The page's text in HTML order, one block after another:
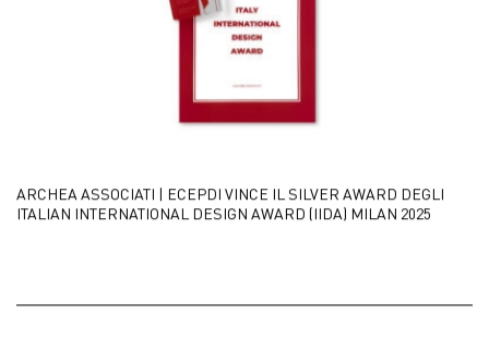
ARCHEA ASSOCIATI | ECEPDI VINCE IL SILVER AWARD DEGLI
ITALIAN INTERNATIONAL DESIGN AWARD (IIDA) MILAN 2025